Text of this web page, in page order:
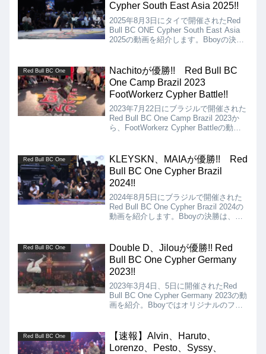
Cypher South East Asia 2025!!
2025年8月3日にタイで開催されたRed
Bull BC ONE Cypher South East Asia
2025の動画を紹介します。Bboyの決勝
Red Bull BC One
Nachitoが優勝!! Red Bull BC
One Camp Brazil 2023
FootWorkerz Cypher Battle!!
2023年7月22日にブラジルで開催された
Red Bull BC One Camp Brazil 2023か
ら、FootWorkerz Cypher Battleの動画
Red Bull BC One
KLEYSKN、MAIAが優勝!! Red
Bull BC One Cypher Brazil
2024!!
2024年8月5日にブラジルで開催された
Red Bull BC One Cypher Brazil 2024の
動画を紹介します。Bboyの決勝は、
結果はKLEYSKN、MAIAの優勝となり
ました!!
Red Bull BC One
Double D、Jilouが優勝!! Red
Bull BC One Cypher Germany
2023!!
2023年3月4日、5日に開催されたRed
Bull BC One Cypher Germany 2023の動
画を紹介。Bboyではオリジナルのフロ
た!!
Red Bull BC One
【速報】Alvin、Haruto、
Lorenzo、Pesto、Syssy、